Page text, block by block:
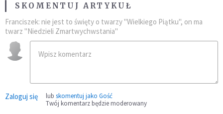
SKOMENTUJ ARTYKUŁ
Franciszek: nie jest to święty o twarzy "Wielkiego Piątku", on ma
twarz "Niedzieli Zmartwychwstania"
Zaloguj się lub skomentuj jako Gość
Twój komentarz będzie moderowany